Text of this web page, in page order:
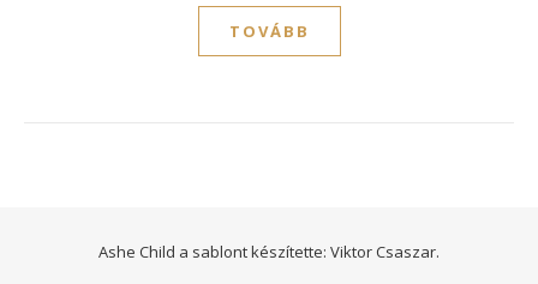
TOVÁBB
Ashe Child a sablont készítette: Viktor Csaszar.